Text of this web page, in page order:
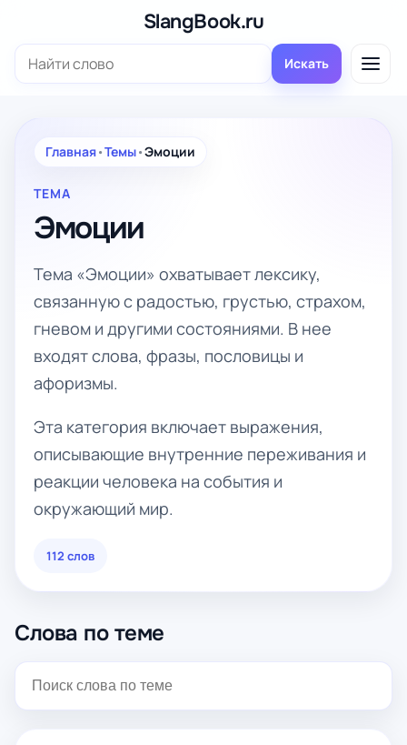
содержимому
SlangBook.ru
Поиск: Искать
Главная•Темы•Эмоции
ТЕМА
Эмоции
Тема «Эмоции» охватывает лексику,
связанную с радостью, грустью, страхом,
гневом и другими состояниями. В нее
входят слова, фразы, пословицы и
афоризмы.
Эта категория включает выражения,
описывающие внутренние переживания и
реакции человека на события и
окружающий мир.
112 слов
Слова по теме